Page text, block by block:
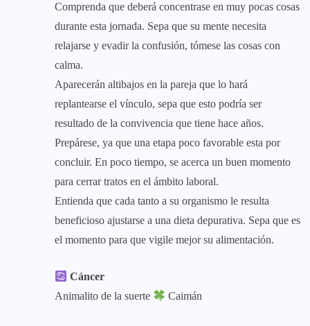
Comprenda que deberá concentrase en muy pocas cosas
durante esta jornada. Sepa que su mente necesita
relajarse y evadir la confusión, tómese las cosas con
calma.
Aparecerán altibajos en la pareja que lo hará
replantearse el vínculo, sepa que esto podría ser
resultado de la convivencia que tiene hace años.
Prepárese, ya que una etapa poco favorable esta por
concluir. En poco tiempo, se acerca un buen momento
para cerrar tratos en el ámbito laboral.
Entienda que cada tanto a su organismo le resulta
beneficioso ajustarse a una dieta depurativa. Sepa que es
el momento para que vigile mejor su alimentación.
Cáncer
Animalito de la suerte
Caimán